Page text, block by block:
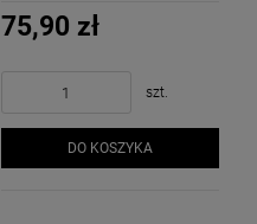
75,90 zł
szt.
DO KOSZYKA